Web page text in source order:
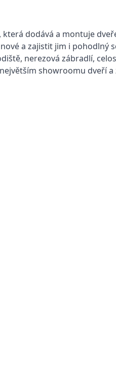
dodává a montuje
a zajistit jim i pohodlný
nerezová zábradlí,
showroomu dveří a